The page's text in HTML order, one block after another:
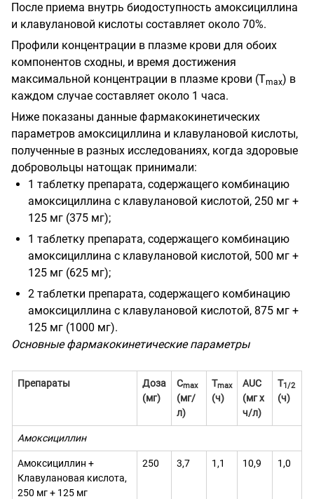
После приема внутрь биодоступность амоксициллина
и клавулановой кислоты составляет около 70%.
Профили концентрации в плазме крови для обоих
компонентов сходны, и время достижения
максимальной концентрации в плазме крови (Тmах) в
каждом случае составляет около 1 часа.
Ниже показаны данные фармакокинетических
параметров амоксициллина и клавулановой кислоты,
полученные в разных исследованиях, когда здоровые
добровольцы натощак принимали:
1 таблетку препарата, содержащего комбинацию
амоксициллина с клавулановой кислотой, 250 мг +
125 мг (375 мг);
1 таблетку препарата, содержащего комбинацию
амоксициллина с клавулановой кислотой, 500 мг +
125 мг (625 мг);
2 таблетки препарата, содержащего комбинацию
амоксициллина с клавулановой кислотой, 875 мг +
125 мг (1000 мг).
Основные фармакокинетические параметры
Препараты
Доза
(мг)
Сmах
(мг/
л)
Тmах
(ч)
AUC
(мгx
ч/л)
Т1/2
(ч)
Амоксициллин
Амоксициллин +
Клавулановая кислота,
250 мг + 125 мг
250 3,7 1 ,1 10,9 1,0